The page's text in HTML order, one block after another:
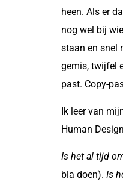
heen. Als er
nog wel bij
staan en snel
gemis, twijfel
past. Copy-
Ik leer van
Human
Is het al tijd
bla doen). Is